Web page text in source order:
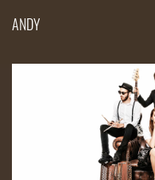
ANDY